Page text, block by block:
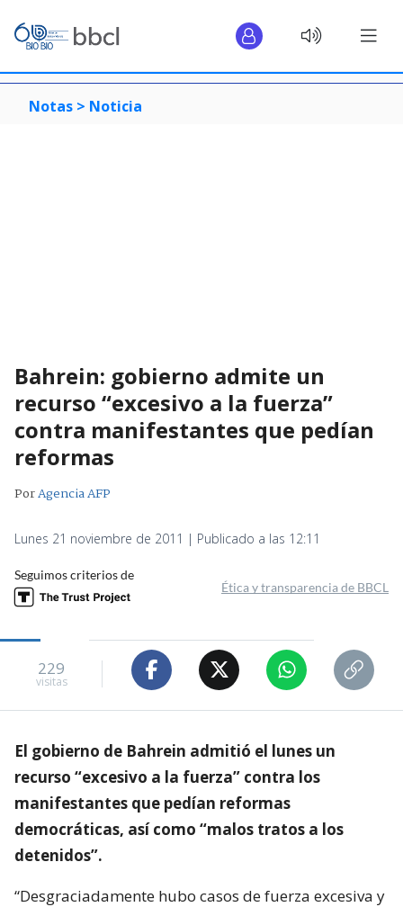
Notas > Noticia
Bahrein: gobierno admite un
recurso “excesivo a la fuerza”
contra manifestantes que pedían
reformas
PorAgencia AFP
Lunes 21 noviembre de 2011 | Publicado a las 12:11
Seguimos criterios de
Ética y transparencia de BBCL
229
visitas
El gobierno de Bahrein admitió el lunes un
recurso “excesivo a la fuerza” contra los
manifestantes que pedían reformas
democráticas, así como “malos tratos a los
detenidos”.
“Desgraciadamente hubo casos de fuerza excesiva y